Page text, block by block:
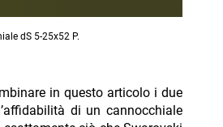
dS 5-25x52 P.
in questo articolo i due
di un cannocchiale